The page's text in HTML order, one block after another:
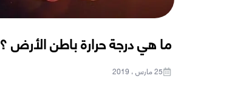
ما هي درجة حرارة باطن الأرض ؟
25 مارس ، 2019